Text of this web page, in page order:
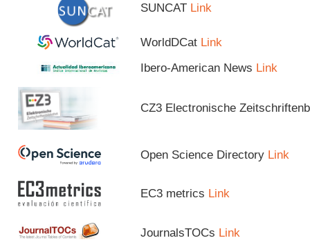
SUNCAT Link
WorldDCat Link
Ibero-American News Link
CZ3 Electronische
Open Science Directory Link
EC3 metrics Link
JournalsTOCs Link